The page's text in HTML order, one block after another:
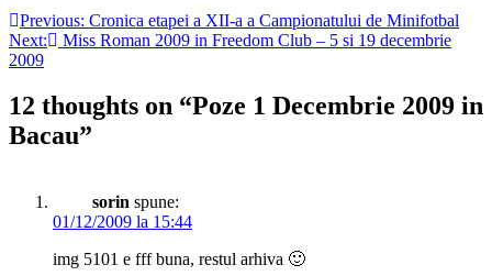
Previous: Cronica etapei a XII-a a Campionatului de Minifotbal
Next:
Miss Roman 2009 in Freedom Club – 5 si 19 decembrie
2009
12 thoughts on “Poze 1 Decembrie 2009 in
Bacau”
sorin spune:
01/12/2009 la 15:44
img 5101 e fff buna, restul arhiva 🙂